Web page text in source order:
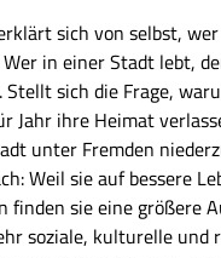
sich von selbst,
in einer Stadt lebt,
Stellt sich die Frage,
Jahr ihre Heimat
unter Fremden
Weil sie auf bessere
finden sie eine größere
soziale, kulturelle und